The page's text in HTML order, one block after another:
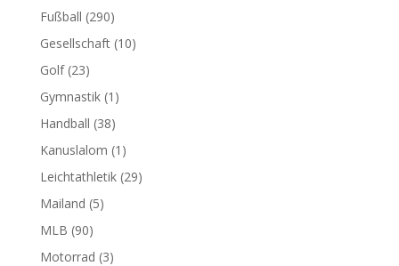
Fußball (290)
Gesellschaft(10)
Golf(23)
Gymnastik(1)
Handball (38)
Kanuslalom (1)
Leichtathletik(29)
Mailand (5)
MLB (90)
Motorrad (3)